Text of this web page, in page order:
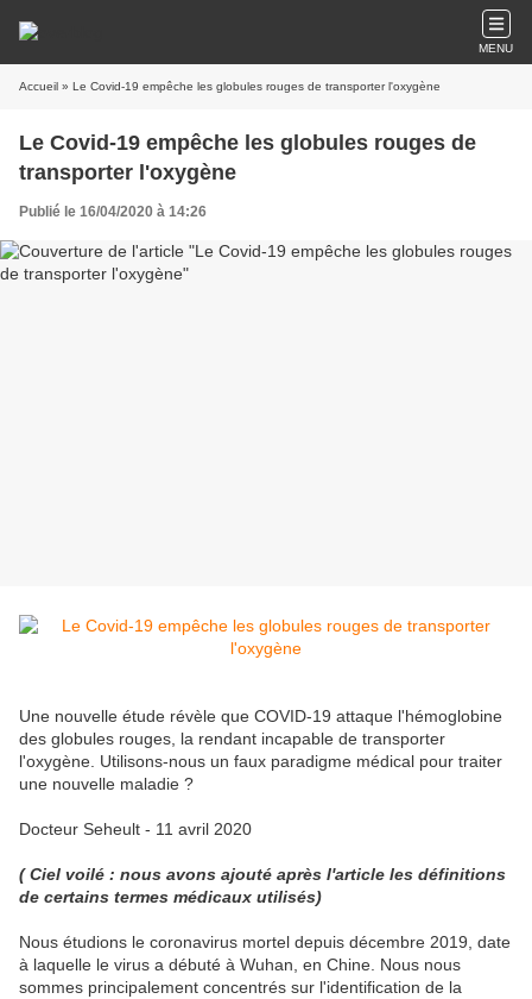
MENU
Accueil » Le Covid-19 empêche les globules rouges de transporter l'oxygène
Le Covid-19 empêche les globules rouges de
transporter l'oxygène
Publié le 16/04/2020 à 14:26
Une nouvelle étude révèle que COVID-19 attaque l'hémoglobine
des globules rouges, la rendant incapable de transporter
l'oxygène. Utilisons-nous un faux paradigme médical pour traiter
une nouvelle maladie ?
Docteur Seheult - 11 avril 2020
( Ciel voilé : nous avons ajouté après l'article les définitions
de certains termes médicaux utilisés)
Nous étudions le coronavirus mortel depuis décembre 2019, date
à laquelle le virus a débuté à Wuhan, en Chine. Nous nous
sommes principalement concentrés sur l'identification de la